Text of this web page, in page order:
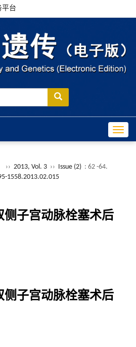
平台
›› 2013, Vol. 3 ›› Issue (2) : 62 -64.
1558.2013.02.015
侧子宫动脉栓塞术后
侧子宫动脉栓塞术后